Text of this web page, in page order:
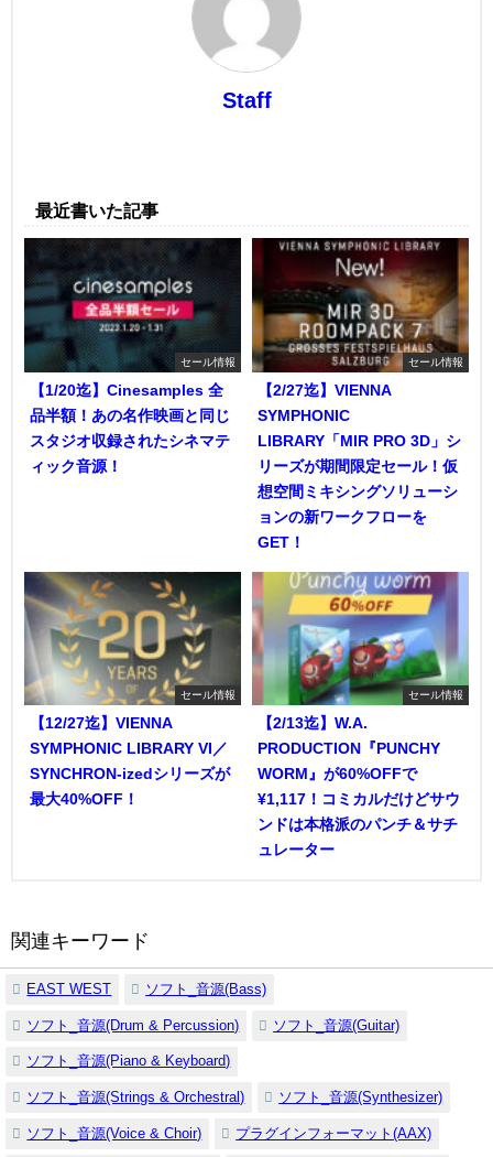
Staff
最近書いた記事
セール情報
【1/20迄】Cinesamples 全
品半額！あの名作映画と同じ
スタジオ収録されたシネマテ
ィック音源！
セール情報
【2/27迄】VIENNA
SYMPHONIC
LIBRARY「MIR PRO 3D」シ
リーズが期間限定セール！仮
想空間ミキシングソリューシ
ョンの新ワークフローを
GET！
セール情報
【12/27迄】VIENNA
SYMPHONIC LIBRARY VI／
SYNCHRON-izedシリーズが
最大40%OFF！
セール情報
【2/13迄】W.A.
PRODUCTION『PUNCHY
WORM』が60%OFFで
¥1,117！コミカルだけどサウ
ンドは本格派のパンチ＆サチ
ュレーター
関連キーワード
EAST WEST ソフト_音源(Bass)
ソフト_音源(Drum & Percussion) ソフト_音源(Guitar)
ソフト_音源(Piano & Keyboard)
ソフト_音源(Strings & Orchestral) ソフト_音源(Synthesizer)
ソフト_音源(Voice & Choir) プラグインフォーマット(AAX)